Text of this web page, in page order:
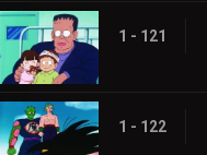
1 - 121
1 - 122